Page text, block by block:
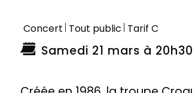
Concert Tout public Tarif C
Samedi 21 mars à 20h30